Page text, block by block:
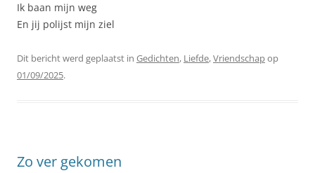
Ik baan mijn weg
En jij polijst mijn ziel
Dit bericht werd geplaatst in Gedichten, Liefde,Vriendschapop
01/09/2025.
Zo ver gekomen